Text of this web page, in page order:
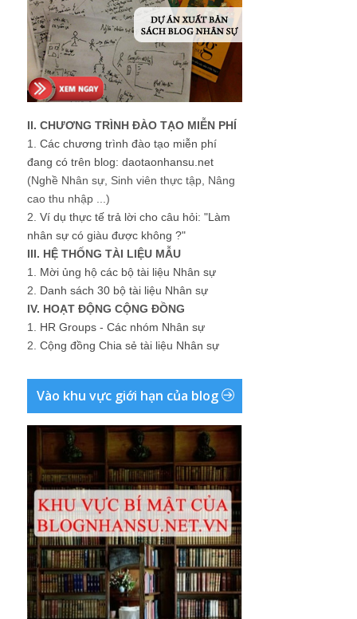
II. CHƯƠNG TRÌNH ĐÀO TẠO MIỄN PHÍ
1. Các chương trình đào tạo miễn phí
đang có trên blog: daotaonhansu.net
(Nghề Nhân sự, Sinh viên thực tập, Nâng
cao thu nhập ...)
2. Ví dụ thực tế trả lời cho câu hỏi: "Làm
nhân sự có giàu được không ?"
III. HỆ THỐNG TÀI LIỆU MẪU
1. Mời ủng hộ các bộ tài liệu Nhân sự
2. Danh sách 30 bộ tài liệu Nhân sự
IV. HOẠT ĐỘNG CỘNG ĐỒNG
1. HR Groups - Các nhóm Nhân sự
2. Cộng đồng Chia sẻ tài liệu Nhân sự
Vào khu vực giới hạn của blog